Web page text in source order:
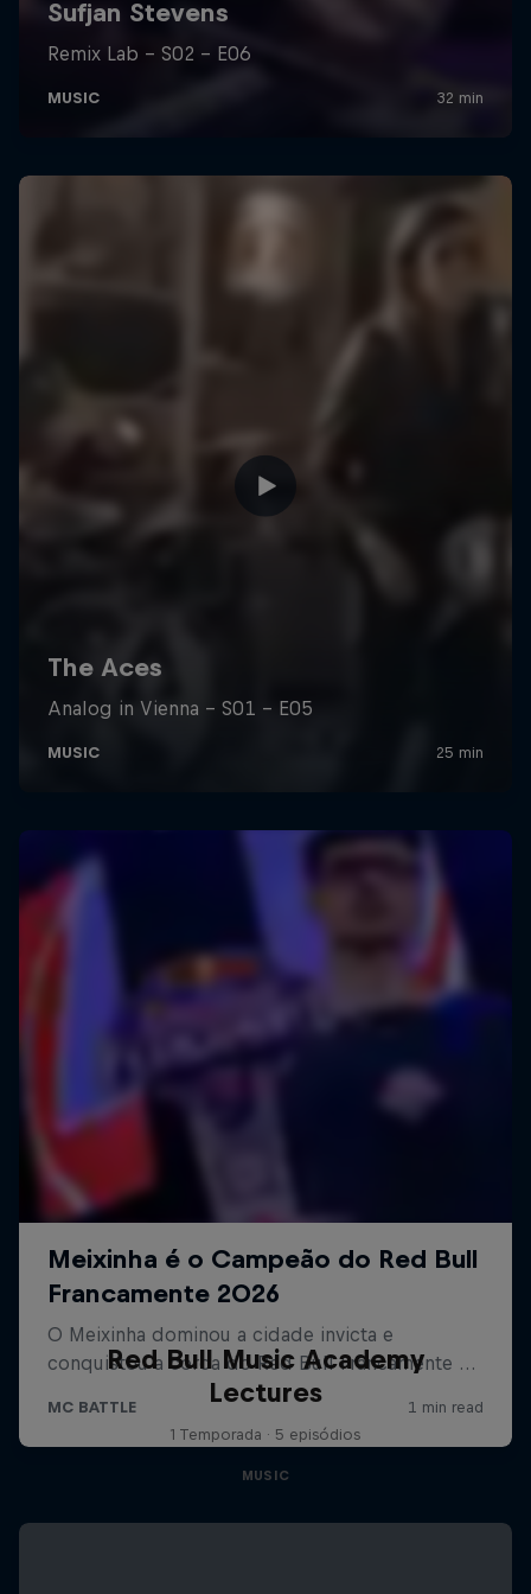
Red Bull Music Academy
Lectures
1 Temporada · 5 episódios
MUSIC